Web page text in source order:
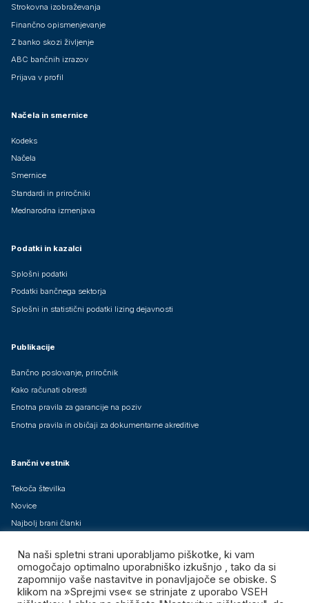
Strokovna izobraževanja
Finančno opismenjevanje
Z banko skozi življenje
ABC bančnih izrazov
Prijava v profil
Načela in smernice
Kodeks
Načela
Smernice
Standardi in priročniki
Mednarodna izmenjava
Podatki in kazalci
Splošni podatki
Podatki bančnega sektorja
Splošni in statistični podatki lizing dejavnosti
Publikacije
Bančno poslovanje, priročnik
Kako računati obresti
Enotna pravila za garancije na poziv
Enotna pravila in običaji za dokumentarne akreditive
Bančni vestnik
Tekoča številka
Novice
Najbolj brani članki
Brezplačne mednarodne izdaje
Na naši spletni strani uporabljamo piškotke, ki vam
omogočajo optimalno uporabniško izkušnjo , tako da si
zapomnijo vaše nastavitve in ponavljajoče se obiske. S
klikom na »Sprejmi vse« se strinjate z uporabo VSEH